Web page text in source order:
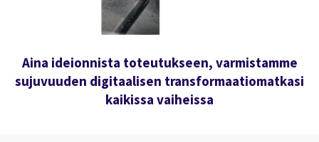
Aina ideionnista toteutukseen, varmistamme
sujuvuuden digitaalisen transformaatiomatkasi
kaikissa vaiheissa